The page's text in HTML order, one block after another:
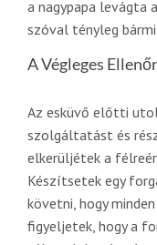
a nagypapa levágta
szóval tényleg
A Végleges
Az esküvő előtti
szolgáltatást és
elkerüljétek a
Készítsetek egy
követni, hogy
figyeljetek, hogy a